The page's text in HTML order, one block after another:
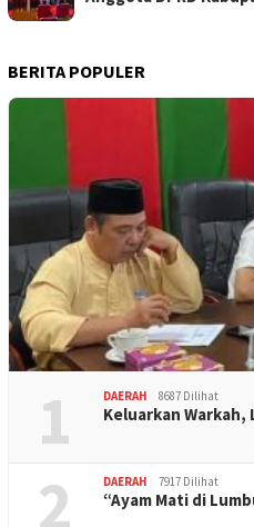
BERITA POPULER
1 DAERAH 8687 Dilihat
Keluarkan Warkah,
2 DAERAH 7917 Dilihat
“Ayam Mati di